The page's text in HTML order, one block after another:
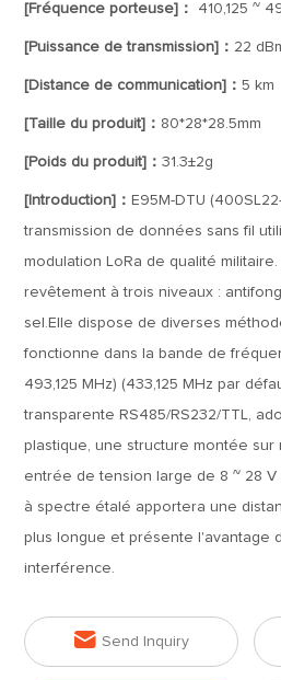
[Fréquence porteuse]： 410,125 ~
[Puissance de transmission]： 22
[Distance de communication]：5 km
[Taille du produit]： 80*28*28.5mm
[Poids du produit]：31.3±2g
[Introduction]： E95M-DTU
transmission de données sans fil
modulation LoRa de qualité
revêtement à trois niveaux :
sel.Elle dispose de diverses
fonctionne dans la bande de
493,125 MHz) (433,125 MHz par
transparente RS485/RS232/TTL,
plastique, une structure montée sur
entrée de tension large de 8 ~ 28 V
à spectre étalé apportera une
plus longue et présente l'avantage
interférence.
 Send Inquiry